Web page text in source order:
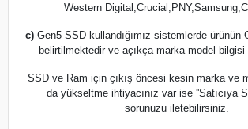
Western
c) Gen5 SSD kullandığımız sistemlerde ürünün
belirtilmektedir ve açıkça marka model bilgisi
SSD ve Ram için çıkış öncesi kesin marka ve
da yükseltme ihtiyacınız var ise ''Satıcıya
sorunuzu iletebilirsiniz.